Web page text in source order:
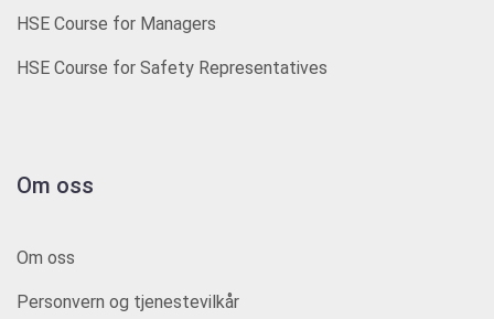
HSE Course for Managers
HSE Course for Safety Representatives
Om oss
Om oss
Personvern og tjenestevilkår